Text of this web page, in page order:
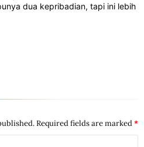
dua kepribadian, tapi ini lebih
Required fields are marked*